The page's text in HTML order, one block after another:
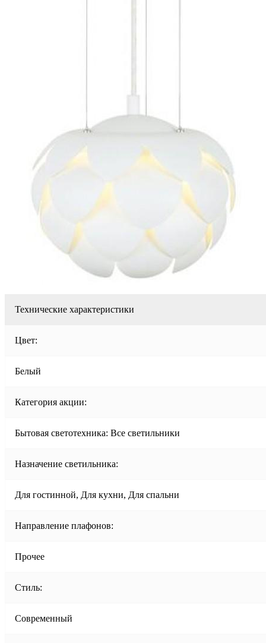
Технические характеристики
Цвет:
Белый
Категория акции:
Бытовая светотехника: Все светильники
Назначение светильника:
Для гостинной, Для кухни, Для спальни
Направление плафонов:
Прочее
Стиль:
Современный